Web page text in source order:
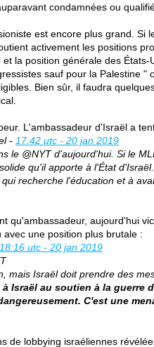
condamnées ou
est encore plus grand. Si
activement les positions
la position générale des États-
sauf pour la Palestine "
Bien sûr, il faudra
L'ambassadeur d'Israël a
- 17:42 utc - 20 jan 2019
le @NYT d'aujourd'hui. Si le
qu'il apporte à l'État
recherche l'éducation et à
qu'ambassadeur, aujourd'hui
une position plus brutale :
18:16 utc - 20 jan 2019
Israël doit prendre des
Israël au soutien à la guerre
C'est une
de lobbying israéliennes